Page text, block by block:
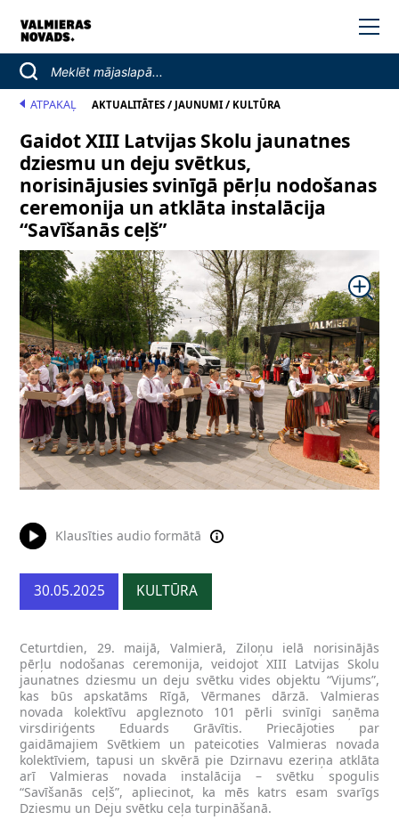
ATPAKAĻ AKTUALITĀTES/ JAUNUMI/ KULTŪRA
Gaidot XIII Latvijas Skolu jaunatnes
dziesmu un deju svētkus,
norisinājusies svinīgā pērļu nodošanas
ceremonija un atklāta instalācija
“Savīšanās ceļš”
Klausīties audio formātā
30.05.2025 KULTŪRA
Ceturtdien, 29. maijā, Valmierā, Ziloņu ielā norisinājās
pērļu nodošanas ceremonija, veidojot XIII Latvijas Skolu
jaunatnes dziesmu un deju svētku vides objektu “Vijums”,
kas būs apskatāms Rīgā, Vērmanes dārzā. Valmieras
novada kolektīvu apgleznoto 101 pērli svinīgi saņēma
virsdiriģents Eduards Grāvītis. Priecājoties par
gaidāmajiem Svētkiem un pateicoties Valmieras novada
kolektīviem, tapusi un skvērā pie Dzirnavu ezeriņa atklāta
arī Valmieras novada instalācija – svētku spogulis
“Savīšanās ceļš”, apliecinot, ka mēs katrs esam svarīgs
Dziesmu un Deju svētku ceļa turpināšanā.